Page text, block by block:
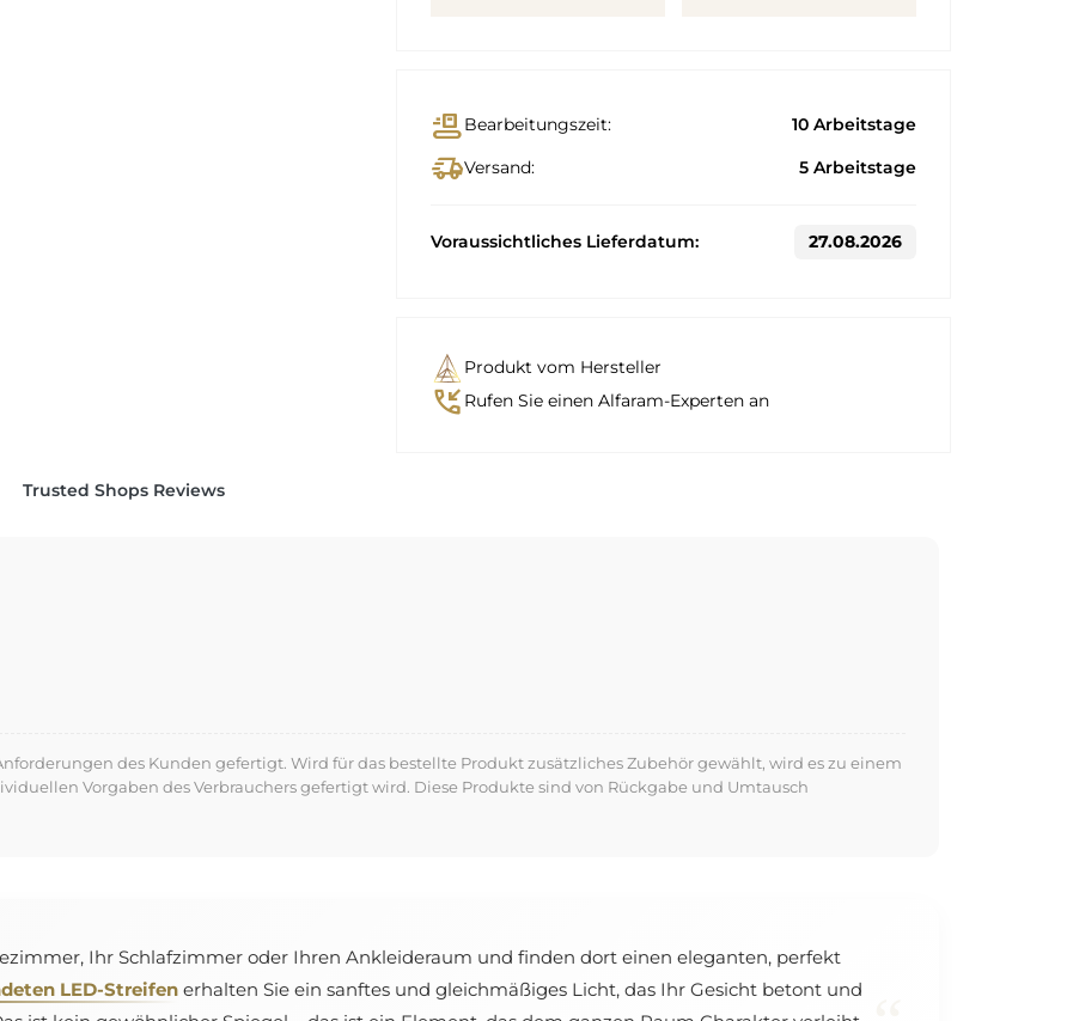
conveyor_beltBearbeitungszeit: 10 Arbeitstage
delivery_truck_speedVersand: 5 Arbeitstage
Voraussichtliches Lieferdatum: 27.08.2026
Produkt vom Hersteller
phone_callback Rufen Sie einen Alfaram-Experten an
Trusted Shops Reviews
des Kunden gefertigt. Wird für das bestellte Produkt zusätzliches Zubehör gewählt, wird es zu einem
Vorgaben des Verbrauchers gefertigt wird. Diese Produkte sind von Rückgabe und Umtausch
Ihr Schlafzimmer oder Ihren Ankleideraum und finden dort einen eleganten, perfekt
LED-Streifenerhalten Sie ein sanftes und gleichmäßiges Licht, das Ihr Gesicht betont und